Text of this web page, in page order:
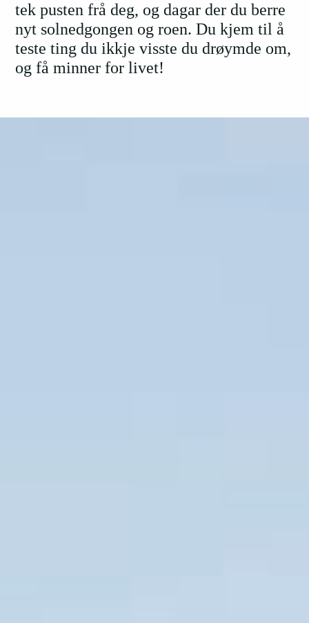
tek pusten frå deg, og dagar der du berre
nyt solnedgongen og roen. Du kjem til å
teste ting du ikkje visste du drøymde om,
og få minner for livet!